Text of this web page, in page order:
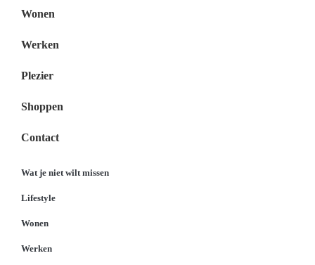
Wonen
Werken
Plezier
Shoppen
Contact
Wat je niet wilt missen
Lifestyle
Wonen
Werken